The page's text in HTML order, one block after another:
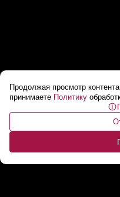
Продолжая просмотр
принимаете Политику
Кедми: Все
получила!